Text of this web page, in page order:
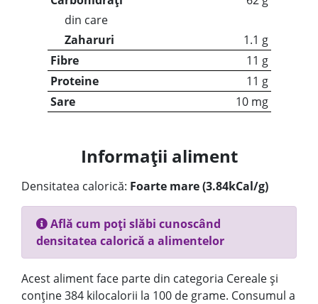
din care
Zaharuri
1.1 g
Fibre
11 g
Proteine
11 g
Sare
10 mg
Informații aliment
Densitatea calorică: Foarte mare (3.84kCal/g)
Află cum poți slăbi cunoscând
densitatea calorică a alimentelor
Acest aliment face parte din categoria Cereale și
conține 384 kilocalorii la 100 de grame. Consumul a